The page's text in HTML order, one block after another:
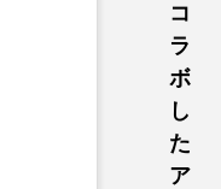
コ
ラ
ボ
し
た
ア